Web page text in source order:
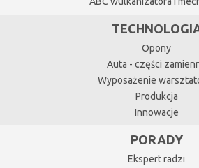
Opony
Auta - części
Wyposażenie
Produkcja
Innowacje
PORADY
Ekspert radzi